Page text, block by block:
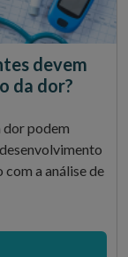
devem
da dor?
dor podem
a análise de